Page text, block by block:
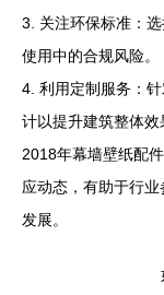
3. 关注环保标准：
使用中的合规风险。
4. 利用定制服务：
计以提升建筑整体效
2018年幕墙壁纸配
应动态，有助于行
发展。